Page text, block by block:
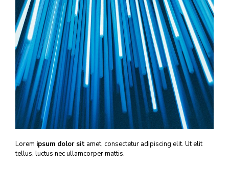
Lorem ipsum dolor sit amet, consectetur adipiscing elit. Ut elit
tellus, luctus nec ullamcorper mattis.